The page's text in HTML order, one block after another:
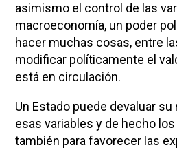
asimismo el control de las
macroeconomía, un poder
hacer muchas cosas, entre
modificar políticamente el
está en circulación.
Un Estado puede devaluar
esas variables y de hecho
también para favorecer las